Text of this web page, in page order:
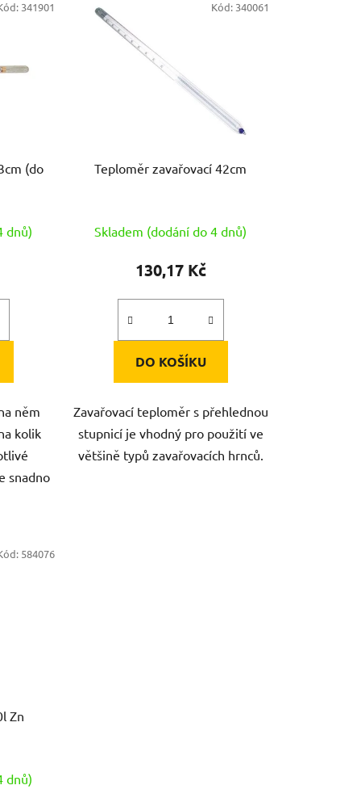
dnů)
něm
kolik
snadno
341901
Teploměr zavařovací 42cm
Skladem (dodání do 4 dnů)
130,17 Kč
DO KOŠÍKU
Zavařovací teploměr s přehlednou
stupnicí je vhodný pro použití ve
většině typů zavařovacích hrnců.
Kód: 340061
Zn
dnů)
584076